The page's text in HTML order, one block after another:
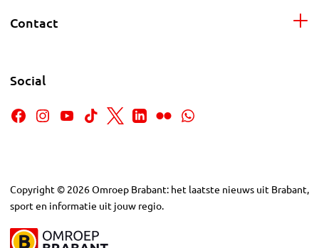
Contact
Social
Copyright © 2026Omroep Brabant: het laatste nieuws uit Brabant,
sport en informatie uit jouw regio.